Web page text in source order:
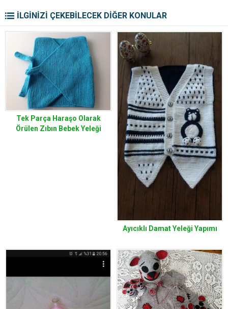
İLGİNİZİ ÇEKEBİLECEK DİĞER KONULAR
Tek Parça Haraşo Olarak
Örülen Zıbın Bebek Yeleği
Ayıcıklı Damat Yeleği Yapımı